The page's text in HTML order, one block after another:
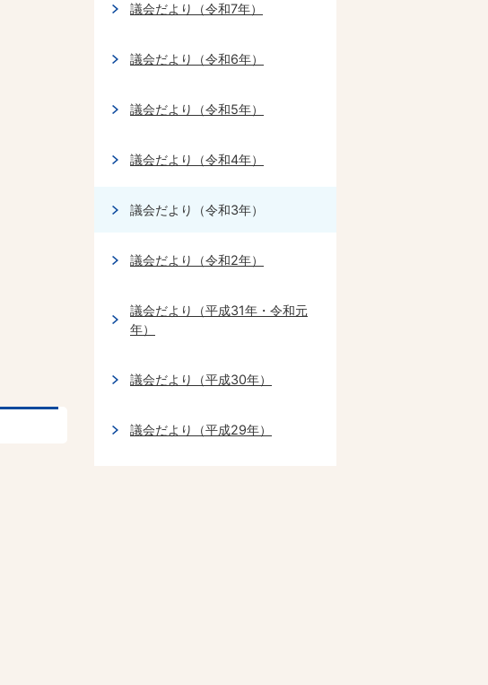
議会だより（令和7年）
議会だより（令和6年）
議会だより（令和5年）
議会だより（令和4年）
議会だより（令和3年）
議会だより（令和2年）
議会だより（平成31年・令和元
年）
議会だより（平成30年）
議会だより（平成29年）